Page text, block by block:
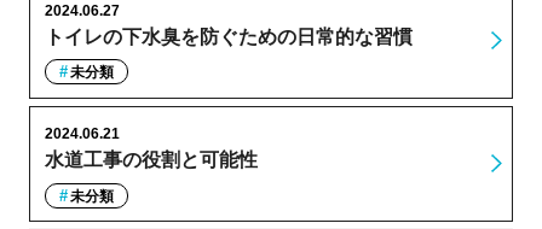
トイレの下水臭を防ぐための日常的な習慣
2024.06.27
未分類
水道工事の役割と可能性
2024.06.21
未分類